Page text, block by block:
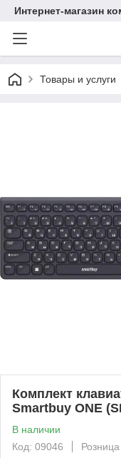
Интернет-магазин
Товары и услуги
Комплект
Smartbuy ONE
В наличии
Код: 09046
Розница